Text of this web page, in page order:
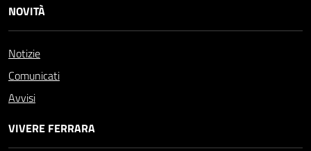
NOVITÀ
Notizie
Comunicati
Avvisi
VIVERE FERRARA